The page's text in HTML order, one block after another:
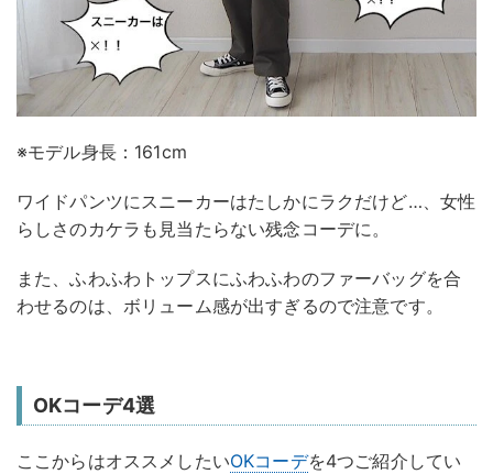
※モデル身長：161cm
ワイドパンツにスニーカーはたしかにラクだけど…、女性
らしさのカケラも見当たらない残念コーデに。
また、ふわふわトップスにふわふわのファーバッグを合
わせるのは、ボリューム感が出すぎるので注意です。
OKコーデ4選
ここからはオススメしたいOKコーデを4つご紹介してい